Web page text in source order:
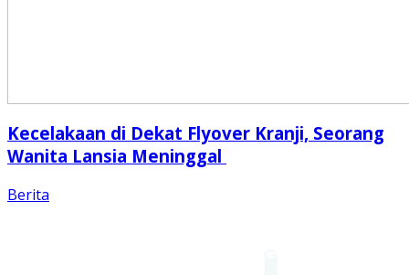
Kecelakaan di Dekat Flyover Kranji, Seorang
Wanita Lansia Meninggal
Berita